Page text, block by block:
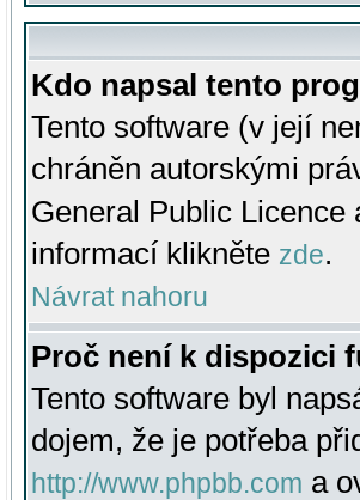
Kdo napsal tento
Tento software (v její
chráněn autorskými
General Public
informací klikněte zde.
Návrat nahoru
Proč není k dispozici
Tento software byl
dojem, že je potřeba
http://www.phpbb.com a